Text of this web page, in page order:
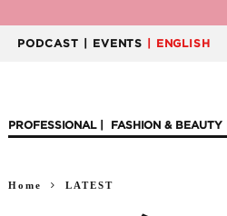
PODCAST | EVENTS | ENGLISH
PROFESSIONAL FASHION & BEAUTY
Home LATEST